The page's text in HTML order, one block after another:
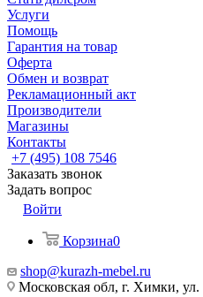
Услуги
Помощь
Гарантия на товар
Оферта
Обмен и возврат
Рекламационный акт
Производители
Магазины
Контакты
+7 (495) 108 7546
Заказать звонок
Задать вопрос
Войти
Корзина0
shop@kurazh-mebel.ru
Московская обл, г. Химки,